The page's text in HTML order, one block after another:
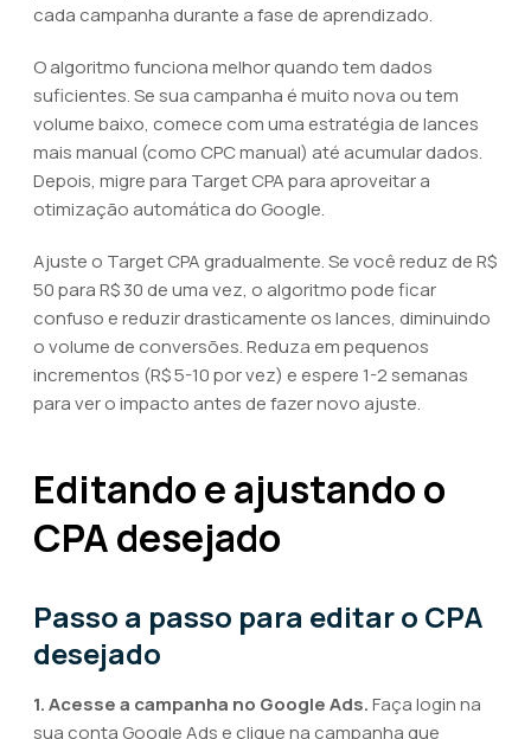
cada campanha durante a fase de aprendizado.
O algoritmo funciona melhor quando tem dados
suficientes. Se sua campanha é muito nova ou tem
volume baixo, comece com uma estratégia de lances
mais manual (como CPC manual) até acumular dados.
Depois, migre para Target CPA para aproveitar a
otimização automática do Google.
Ajuste o Target CPA gradualmente. Se você reduz de R$
50 para R$ 30 de uma vez, o algoritmo pode ficar
confuso e reduzir drasticamente os lances, diminuindo
o volume de conversões. Reduza em pequenos
incrementos (R$ 5-10 por vez) e espere 1-2 semanas
para ver o impacto antes de fazer novo ajuste.
Editando e ajustando o
CPA desejado
Passo a passo para editar o CPA
desejado
1. Acesse a campanha no Google Ads.Faça login na
sua conta Google Ads e clique na campanha que